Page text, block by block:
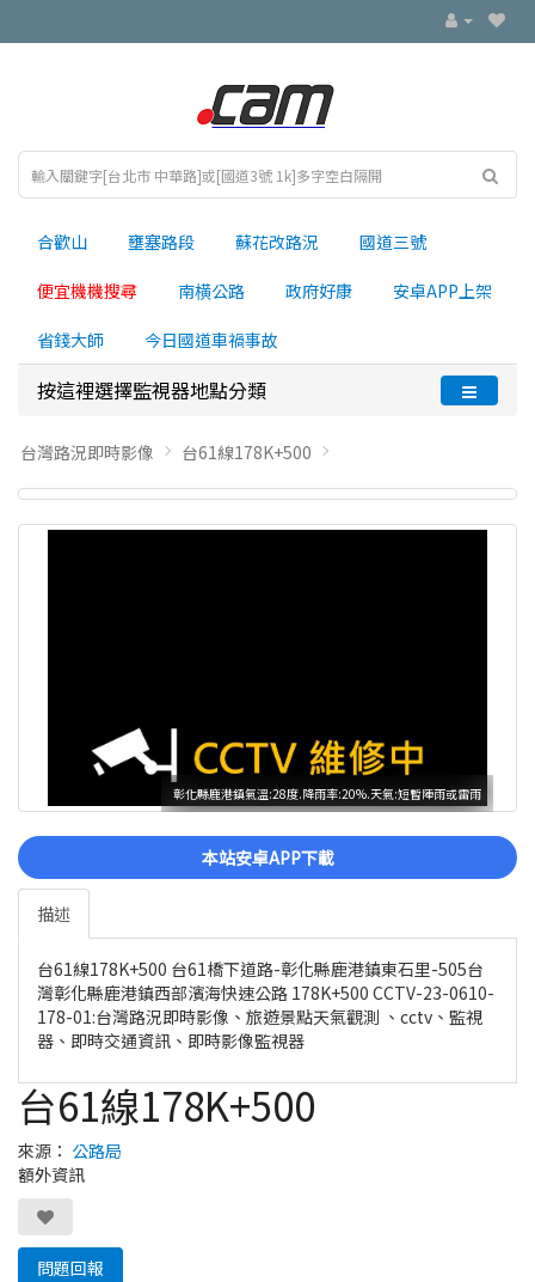
合歡山 壅塞路段 蘇花改路況 國道三號
便宜機機搜尋 南横公路 政府好康 安卓APP上架
省錢大師 今日國道車禍事故
按這裡選擇監視器地點分類
台灣路況即時影像 台61線178K+500
彰化縣鹿港鎮氣溫:28度.降雨率:20%.天氣:短暫陣雨或雷雨
本站安卓APP下載
描述
台61線178K+500 台61橋下道路-彰化縣鹿港鎮東石里-505台
灣彰化縣鹿港鎮西部濱海快速公路 178K+500 CCTV-23-0610-
178-01:台灣路況即時影像、旅遊景點天氣觀測 、cctv、監視
器、即時交通資訊、即時影像監視器
台61線178K+500
來源： 公路局
額外資訊
問題回報